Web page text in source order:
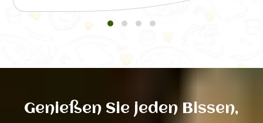
Genießen Sie jeden Bissen,